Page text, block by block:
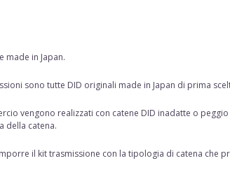
made in Japan.
sono tutte DID originali made in Japan di prima
vengono realizzati con catene DID inadatte o
della catena.
il kit trasmissione con la tipologia di catena che